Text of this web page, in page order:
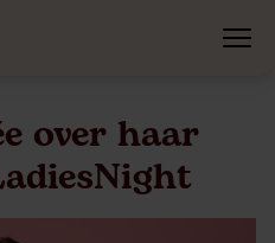
over haar